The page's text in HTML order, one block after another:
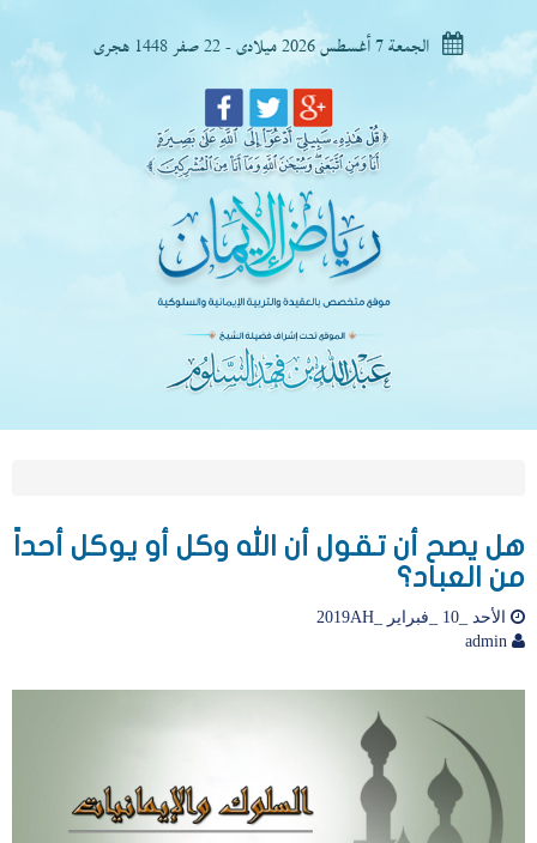
الجمعة 7 أغسطس 2026 ميلادى - 22 صفر 1448 هجرى
هل يصح أن تقول أن الله وكل أو يوكل أحداً
من العباد؟
الأحد _10 _فبراير _2019AH